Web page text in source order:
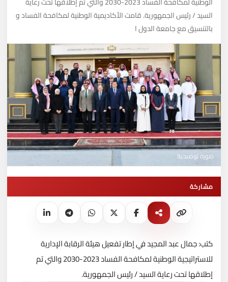
السيد / رئيس الجمهورية. قامت الأكاديمية الوطنية لمكافحة الفساد و
بالتنسيق مع جامعة الدول ا
صورة توضيحية
مشاركة
كتب: جمال عبد المجيد في إطار تفعيل هيئة الرقابة الإدارية
للاستراتيجية الوطنية لمكافحة الفساد 2023-2030 والتي تم
إطلاقها تحت رعاية السيد / رئيس الجمهورية.